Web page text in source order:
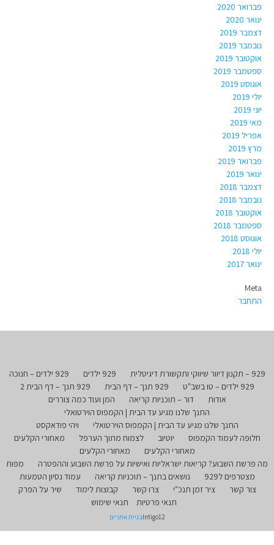
פברואר 2020
ינואר 2020
דצמבר 2019
נובמבר 2019
אוקטובר 2019
ספטמבר 2019
אוגוסט 2019
יולי 2019
יוני 2019
מאי 2019
אפריל 2019
מרץ 2019
פברואר 2019
ינואר 2019
דצמבר 2018
נובמבר 2018
אוקטובר 2018
ספטמבר 2018
אוגוסט 2018
יולי 2018
ינואר 2017
Meta
התחבר
929 – תקנון דיוור שיווקי ותקשורת דיגיטלית 929 ילדים
929 ילדים – חנוכה
929 ילדים – טו בשב"ט
929 תנך – דף הבית
929 תנך – דף הבית 2
אודות
דור – תוכניות קריאה
המן ועוד כמה צוררים
התנך שלנו מגיע עד הבית | הקמפוס הוירטואלי
התנך שלנו מגיע עד הבית | הקמפוס הוירטואלי
ויהי פודאקסט
חלופה לעמוד הקמפוס
יוטיוב לצמוח מתוך הערפל
מאחורי הקלעים
מאחורי הקלעים
מאחורי הקלעים
מה פרשת השבוע? קריאות ישראליות ואישיות על פרשת השבוע וההפטרה
מפות
מצטרפים ל929
נושאים בתנך – תוכניות קריאה
עמוד נסיון הטמעות
צור קשר
ציר זמן תנכ"י צרו קשר קבוצות לימוד
שיר על הפרק
תנאי פרטיות
תנאי שימוש
Intigo12בניית אתרים